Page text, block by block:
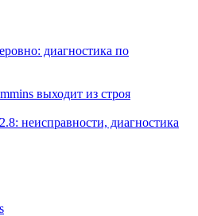
диагностика по
выходит из строя
неисправности, диагностика